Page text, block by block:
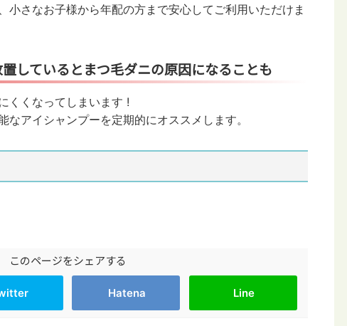
小さなお子様から年配の方まで安心してご利用いただけま
しているとまつ毛ダニの原因になることも
くくなってしまいます !
アイシャンプーを定期的にオススメします。
このページをシェアする
Hatena Line